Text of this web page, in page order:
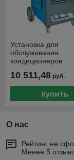
Установка для
обслуживания
кондиционеров
10 511,48 руб.
Купить
О нас
Рейтинг не
Менее 5